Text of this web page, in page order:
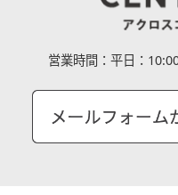
営業時間： 平日：